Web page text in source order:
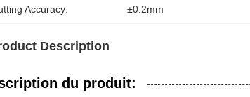
Accuracy: ±0.2mm
Description
du produit: